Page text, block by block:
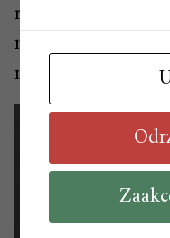
redukujący hałas
nawet o 43 dB
nawiewnika.